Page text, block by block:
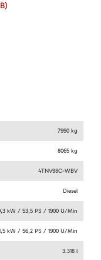
7990 kg
8065 kg
4TNV98C-WBV
Diesel
kW / 53,5 PS / 1900 U/Min
kW / 56,2 PS / 1900 U/Min
3.318 l